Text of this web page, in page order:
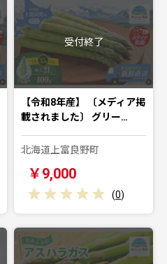
受付終了
【令和8年産】 〔メディア掲
載されました〕 グリー…
北海道上富良野町
￥9,000
(0)